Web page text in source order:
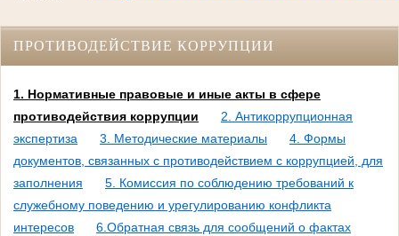
ПРОТИВОДЕЙСТВИЕ КОРРУПЦИИ
1. Нормативные правовые и иные акты в сфере
противодействия коррупции
2. Антикоррупционная
экспертиза
3. Методические материалы
4. Формы
документов, связанных с противодействием с коррупцией, для
заполнения
5. Комиссия по соблюдению требований к
служебному поведению и урегулированию конфликта
интересов
6.Обратная связь для сообщений о фактах